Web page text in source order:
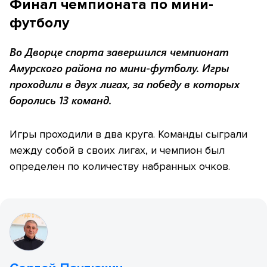
Финал чемпионата по мини-
футболу
Во Дворце спорта завершился чемпионат
Амурского района по мини-футболу. Игры
проходили в двух лигах, за победу в которых
боролись 13 команд.
Игры проходили в два круга. Команды сыграли
между собой в своих лигах, и чемпион был
определен по количеству набранных очков.